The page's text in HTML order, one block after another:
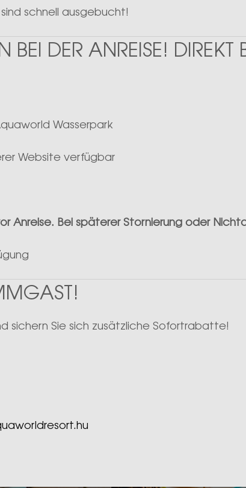
sind schnell ausgebucht!
BEI DER ANREISE! DIREKT
Wasserpark
Website verfügbar
Anreise. Bei späterer Stornierung oder
sichern Sie sich zusätzliche Sofortrabatte!